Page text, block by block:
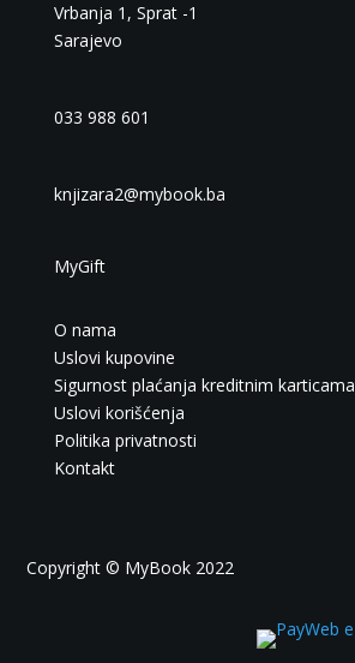
Vrbanja 1, Sprat -1
Sarajevo
033 988 601
knjizara2@mybook.ba
MyGift
O nama
Uslovi kupovine
Sigurnost plaćanja kreditnim karticama
Uslovi korišćenja
Politika privatnosti
Kontakt
Copyright © MyBook 2022